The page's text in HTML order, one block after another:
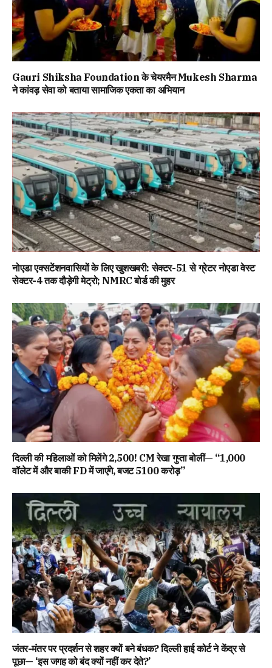
Gauri Shiksha Foundation के चेयरमैन Mukesh Sharma
ने कांवड़ सेवा को बताया सामाजिक एकता का अभियान
नोएडा एक्सटेंशनवासियों के लिए खुशखबरी: सेक्टर-51 से ग्रेटर नोएडा वेस्ट
सेक्टर-4 तक दौड़ेगी मेट्रो; NMRC बोर्ड की मुहर
दिल्ली की महिलाओं को मिलेंगे ₹2,500! CM रेखा गुप्ता बोलीं— “1,000
वॉलेट में और बाकी FD में जाएंगे, बजट ₹5100 करोड़”
जंतर-मंतर पर प्रदर्शन से शहर क्यों बने बंधक? दिल्ली हाई कोर्ट ने केंद्र से
पूछा— ‘इस जगह को बंद क्यों नहीं कर देते?’